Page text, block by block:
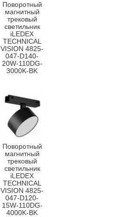
Поворотный
магнитный
трековый
светильник
iLEDEX
TECHNICAL
VISION 4825-
047-D140-
20W-110DG-
3000K-BK
Поворотный
магнитный
трековый
светильник
iLEDEX
TECHNICAL
VISION 4825-
047-D120-
15W-110DG-
4000K-BK